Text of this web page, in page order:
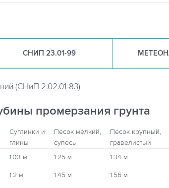
СНИП 23.01-99
(СНиП 2.02.01-83)
промерзания грунта
Суглинки и
глины
Песок мелкий,
супесь
Песок крупный,
гравелистый
1.03 м 1.25 м 1.34 м
1.2 м 1.45 м 1.56 м